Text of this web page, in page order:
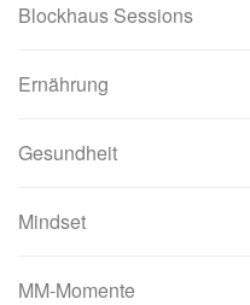
Blockhaus Sessions
Ernährung
Gesundheit
Mindset
MM-Momente